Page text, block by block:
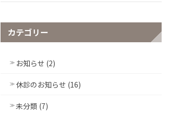
カテゴリー
お知らせ (2)
休診のお知らせ (16)
未分類 (7)